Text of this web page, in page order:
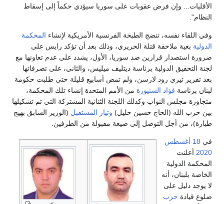
الأقليات... وإن فرض عقوبات على سوريا سيؤدي حكماً إلى إسقاط
النظام".
وفي اللقاء نفسه، تنضج الطبخة الفرنسية الأمريكية لإنشاء المحكمة
الدولية بغية ملاحقة قتلة الحريري، وذلك بعد أن تؤكد رايس على
ضرورة استصدار قرارين ضد سوريا، الأول، يشدد على عدم تعاونها مع
لجنة التحقيق الدولية برئاسة ديتليف ميليس، والثاني، على تصرفاتها
بعد تقرير تيري رود لارسن، ولم تمض أسابيع قليلة حتى طلبت حكومة
لبنان برئاسة فؤاد السنيورة من الأمم المتحدة إنشاء تلك المحكمة،
متجاوزة مجلس النواب وكذلك اللجنة الثنائية المشتركة التي تم تشكيلها
بين حزب الله (الحاج حسين خليل) وتيار المستقبل (الوزير السابق بهيج
طبارة)، من أجل التوصل إلى صيغة مقبولة من الطرفين.
في 18 أغسطس
2020 أعلنت
المحكمة الدولية
الخاصة بلبنان، أنه
لا يوجد دليل على
ضلوع قيادة حزب